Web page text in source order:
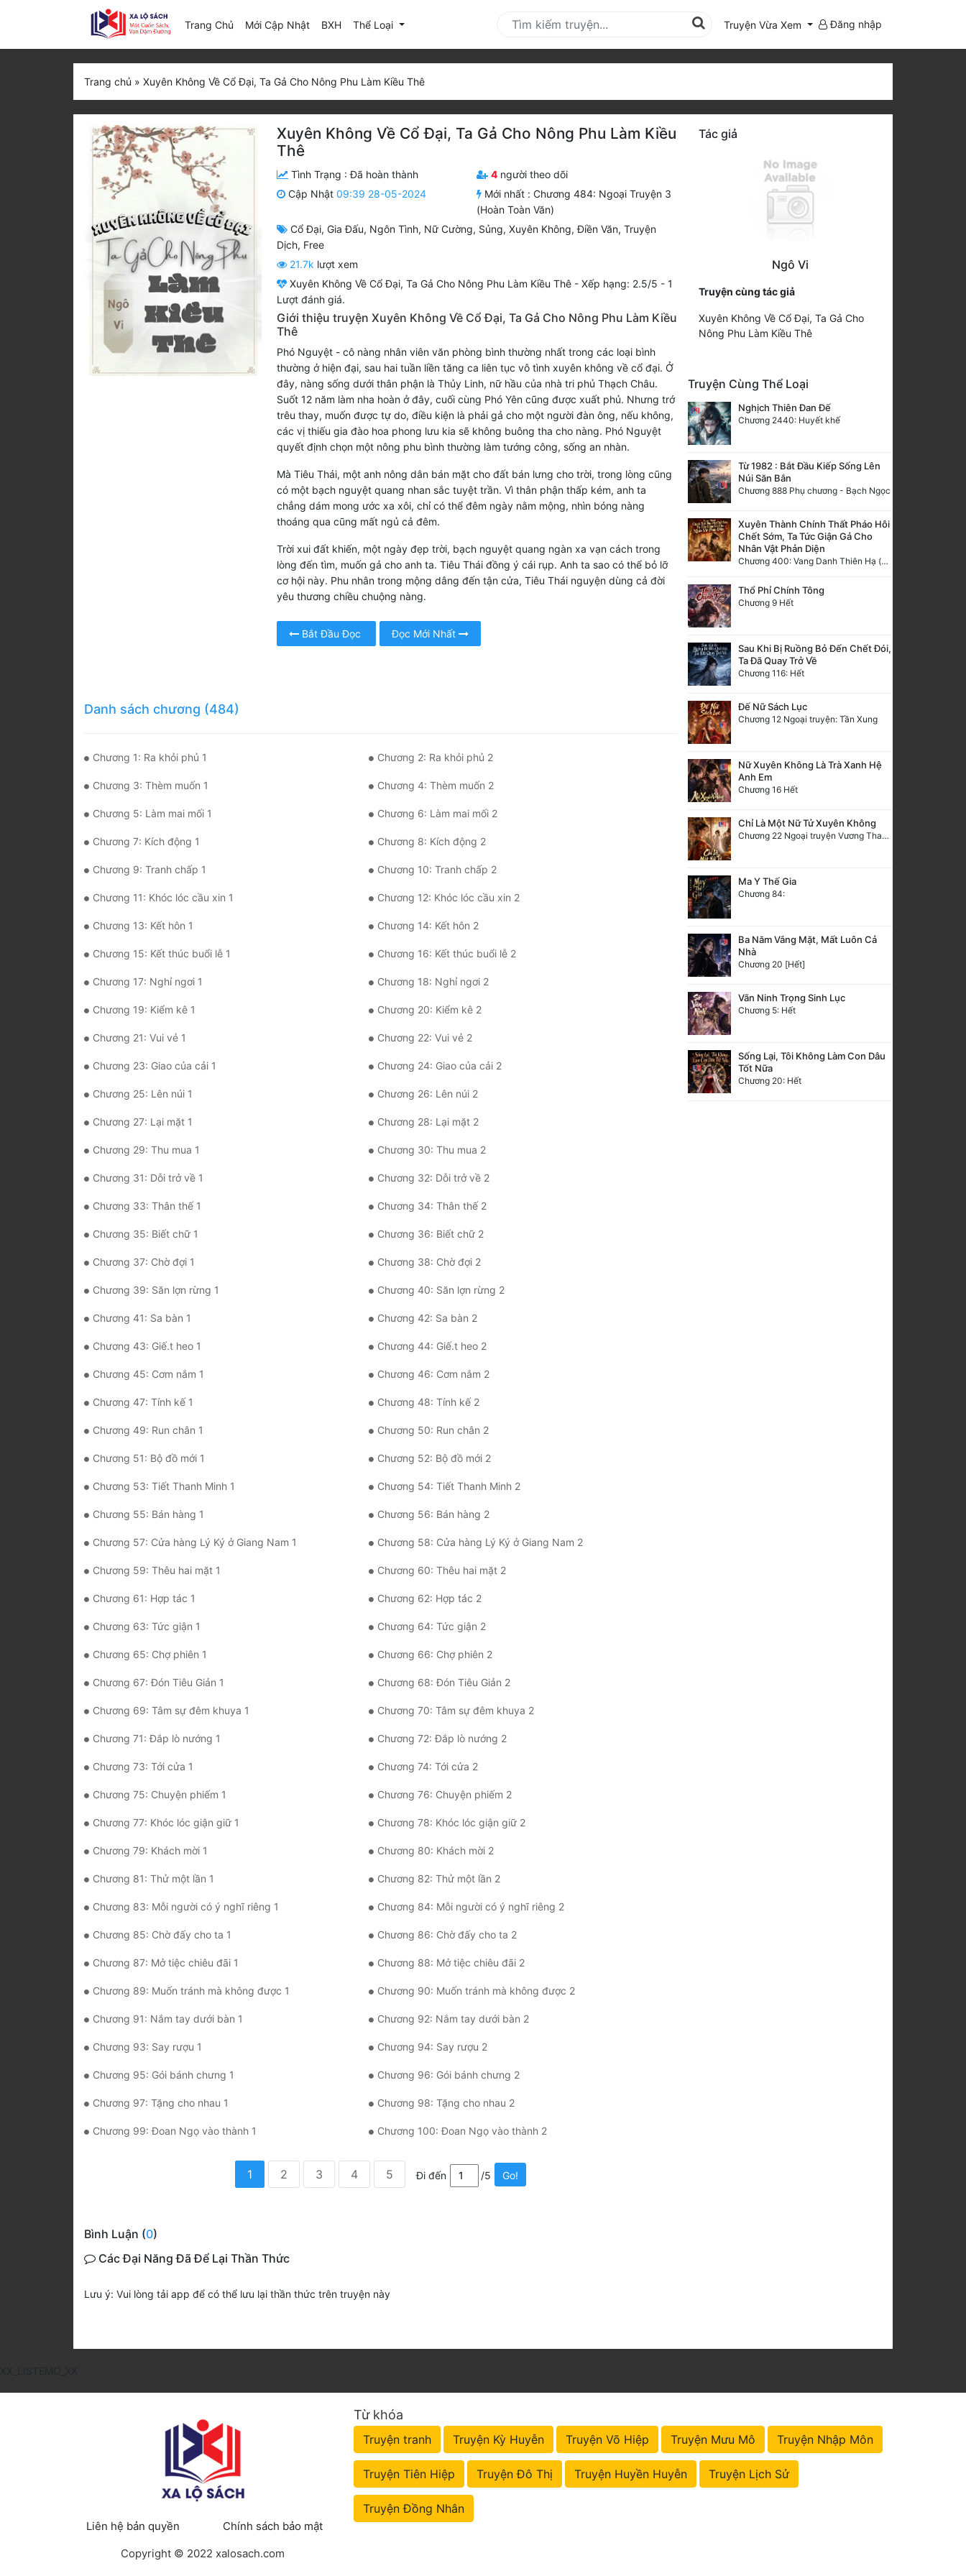
Trang Chủ Mới Cập Nhật(current)
BXH Thể Loại Truyện Vừa Xem Đăng nhập
Trang chủ » Xuyên Không Về Cổ Đại, Ta Gả Cho Nông Phu Làm Kiều Thê
Xuyên Không Về Cổ Đại, Ta Gả Cho Nông Phu Làm Kiều
Thê
Tình Trạng :Đã hoàn thành 4 người theo dõi
Cập Nhật 09:39 28-05-2024 Mới nhất :Chương 484: Ngoại Truyện 3
(Hoàn Toàn Văn)
Cổ Đại, Gia Đấu, Ngôn Tình, Nữ Cường, Sủng, Xuyên Không,Điền Văn, Truyện
Dịch, Free
21.7k lượt xem
Xuyên Không Về Cổ Đại, Ta Gả Cho Nông Phu Làm Kiều Thê - Xếp hạng: 2.5/5 - 1
Lượt đánh giá.
Giới thiệu truyện Xuyên Không Về Cổ Đại, Ta Gả Cho Nông Phu Làm Kiều
Thê
Phó Nguyệt - cô nàng nhân viên văn phòng bình thường nhất trong các loại bình
thường ở hiện đại, sau hai tuần liền tăng ca liên tục vô tình xuyên không về cổ đại. Ở
đây, nàng sống dưới thân phận là Thủy Linh, nữ hầu của nhà tri phủ Thạch Châu.
Suốt 12 năm làm nha hoàn ở đây, cuối cùng Phó Yên cũng được xuất phủ. Nhưng trớ
trêu thay, muốn được tự do, điều kiện là phải gả cho một người đàn ông, nếu không,
các vị thiếu gia đào hoa phong lưu kia sẽ không buông tha cho nàng. Phó Nguyệt
quyết định chọn một nông phu bình thường làm tướng công, sống an nhàn.
Mà Tiêu Thái, một anh nông dân bán mặt cho đất bán lưng cho trời, trong lòng cũng
có một bạch nguyệt quang nhan sắc tuyệt trần. Vì thân phận thấp kém, anh ta
chẳng dám mong ước xa xôi, chỉ có thể đêm ngày nằm mộng, nhìn bóng nàng
thoáng qua cũng mất ngủ cả đêm.
Trời xui đất khiến, một ngày đẹp trời, bạch nguyệt quang ngàn xa vạn cách trong
lòng đến tìm, muốn gả cho anh ta. Tiêu Thái đồng ý cái rụp. Anh ta sao có thể bỏ lỡ
cơ hội này. Phu nhân trong mộng dâng đến tận cửa, Tiêu Thái nguyện dùng cả đời
yêu thương chiều chuộng nàng.
Bắt Đầu Đọc Đọc Mới Nhất
Danh sách chương (484)
Chương 1: Ra khỏi phủ 1 Chương 2: Ra khỏi phủ 2
Chương 3: Thèm muốn 1 Chương 4: Thèm muốn 2
Chương 5: Làm mai mối 1 Chương 6: Làm mai mối 2
Chương 7: Kích động 1 Chương 8: Kích động 2
Chương 9: Tranh chấp 1 Chương 10: Tranh chấp 2
Chương 11: Khóc lóc cầu xin 1 Chương 12: Khóc lóc cầu xin 2
Chương 13: Kết hôn 1 Chương 14: Kết hôn 2
Chương 15: Kết thúc buổi lễ 1 Chương 16: Kết thúc buổi lễ 2
Chương 17: Nghỉ ngơi 1 Chương 18: Nghỉ ngơi 2
Chương 19: Kiểm kê 1 Chương 20: Kiểm kê 2
Chương 21: Vui vẻ 1 Chương 22: Vui vẻ 2
Chương 23: Giao của cải 1 Chương 24: Giao của cải 2
Chương 25: Lên núi 1 Chương 26: Lên núi 2
Chương 27: Lại mặt 1 Chương 28: Lại mặt 2
Chương 29: Thu mua 1 Chương 30: Thu mua 2
Chương 31: Dỗi trở về 1 Chương 32: Dỗi trở về 2
Chương 33: Thân thế 1 Chương 34: Thân thế 2
Chương 35: Biết chữ 1 Chương 36: Biết chữ 2
Chương 37: Chờ đợi 1 Chương 38: Chờ đợi 2
Chương 39: Săn lợn rừng 1 Chương 40: Săn lợn rừng 2
Chương 41: Sa bàn 1 Chương 42: Sa bàn 2
Chương 43: Giế.t heo 1 Chương 44: Giế.t heo 2
Chương 45: Cơm nắm 1 Chương 46: Cơm nắm 2
Chương 47: Tính kế 1 Chương 48: Tính kế 2
Chương 49: Run chân 1 Chương 50: Run chân 2
Chương 51: Bộ đồ mới 1 Chương 52: Bộ đồ mới 2
Chương 53: Tiết Thanh Minh 1 Chương 54: Tiết Thanh Minh 2
Chương 55: Bán hàng 1 Chương 56: Bán hàng 2
Chương 57: Cửa hàng Lý Ký ở Giang Nam 1 Chương 58: Cửa hàng Lý Ký ở Giang Nam 2
Chương 59: Thêu hai mặt 1 Chương 60: Thêu hai mặt 2
Chương 61: Hợp tác 1 Chương 62: Hợp tác 2
Chương 63: Tức giận 1 Chương 64: Tức giận 2
Chương 65: Chợ phiên 1 Chương 66: Chợ phiên 2
Chương 67: Đón Tiêu Giản 1 Chương 68: Đón Tiêu Giản 2
Chương 69: Tâm sự đêm khuya 1 Chương 70: Tâm sự đêm khuya 2
Chương 71: Đắp lò nướng 1 Chương 72: Đắp lò nướng 2
Chương 73: Tới cửa 1 Chương 74: Tới cửa 2
Chương 75: Chuyện phiếm 1 Chương 76: Chuyện phiếm 2
Chương 77: Khóc lóc giận giữ 1 Chương 78: Khóc lóc giận giữ 2
Chương 79: Khách mời 1 Chương 80: Khách mời 2
Chương 81: Thử một lần 1 Chương 82: Thử một lần 2
Chương 83: Mỗi người có ý nghĩ riêng 1 Chương 84: Mỗi người có ý nghĩ riêng 2
Chương 85: Chờ đấy cho ta 1 Chương 86: Chờ đấy cho ta 2
Chương 87: Mở tiệc chiêu đãi 1 Chương 88: Mở tiệc chiêu đãi 2
Chương 89: Muốn tránh mà không được 1 Chương 90: Muốn tránh mà không được 2
Chương 91: Nắm tay dưới bàn 1 Chương 92: Nắm tay dưới bàn 2
Chương 93: Say rượu 1 Chương 94: Say rượu 2
Chương 95: Gói bánh chưng 1 Chương 96: Gói bánh chưng 2
Chương 97: Tặng cho nhau 1 Chương 98: Tặng cho nhau 2
Chương 99: Đoan Ngọ vào thành 1 Chương 100: Đoan Ngọ vào thành 2
1 2 3 4 5 Đi đến /5 Go!
Bình Luận (0)
Các Đại Năng Đã Để Lại Thần Thức
Lưu ý: Vui lòng tải app để có thể lưu lại thần thức trên truyện này
Tác giả
Ngô Vi
Truyện cùng tác giả
Xuyên Không Về Cổ Đại, Ta Gả Cho
Nông Phu Làm Kiều Thê
Truyện Cùng Thể Loại
Nghịch Thiên Đan Đế
Chương 2440: Huyết khế
Từ 1982 : Bắt Đầu Kiếp Sống Lên
Núi Săn Bắn
Chương 888 Phụ chương - Bạch Ngọc
Xuyên Thành Chính Thất Pháo Hôi
Chết Sớm, Ta Tức Giận Gả Cho
Nhân Vật Phản Diện
Chương 400: Vang Danh Thiên Hạ (Hết)
Thổ Phỉ Chính Tông
Chương 9 Hết
Sau Khi Bị Ruồng Bỏ Đến Chết Đói,
Ta Đã Quay Trở Về
Chương 116: Hết
Đế Nữ Sách Lục
Chương 12 Ngoại truyện: Tần Xung
Nữ Xuyên Không Là Trà Xanh Hệ
Anh Em
Chương 16 Hết
Chỉ Là Một Nữ Tử Xuyên Không
Chương 22 Ngoại truyện Vương Thanh Thanh
Ma Y Thế Gia
Chương 84:
Ba Năm Vắng Mặt, Mất Luôn Cả
Nhà
Chương 20 [Hết]
Vãn Ninh Trọng Sinh Lục
Chương 5: Hết
Sống Lại, Tôi Không Làm Con Dâu
Tốt Nữa
Chương 20: Hết
Liên hệ bản quyền
Chính sách bảo mật
Copyright © 2022 xalosach.com
Từ khóa
Truyện tranh Truyện Kỳ Huyễn Truyện Võ Hiệp Truyện Mưu Mô Truyện Nhập Môn
Truyện Tiên Hiệp Truyện Đô Thị Truyện Huyền Huyễn Truyện Lịch Sử
Truyện Đồng Nhân